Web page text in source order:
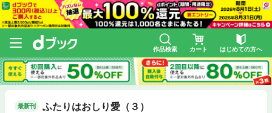
作品検索 カート はじめての方へ
最新刊 ふたりはおしり愛（３）